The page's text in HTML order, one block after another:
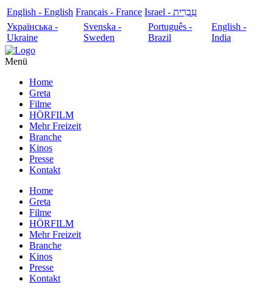
English - English Français - France
עִבְרִית - Israel
Українська -
Ukraine
Svenska -
Sweden
Português -
Brazil
English -
India
Menü
Home
Greta
Filme
HÖRFILM
Mehr Freizeit
Branche
Kinos
Presse
Kontakt
Home
Greta
Filme
HÖRFILM
Mehr Freizeit
Branche
Kinos
Presse
Kontakt